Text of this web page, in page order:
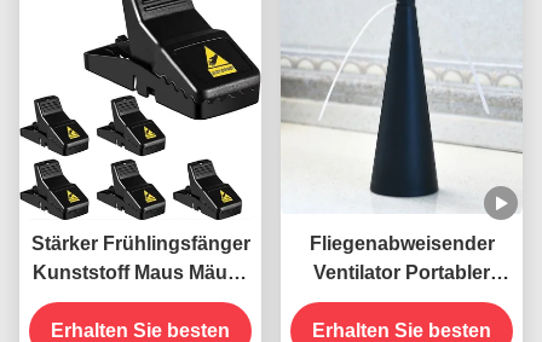
Stärker Frühlingsfänger
Kunststoff Maus Mäuse
Ratten-Snap-Falle
Erhalten Sie besten
Fliegenabweisender
Ventilator Portabler
Tisch Fliegen mit
weichen Klingen ABS
Erhalten Sie besten